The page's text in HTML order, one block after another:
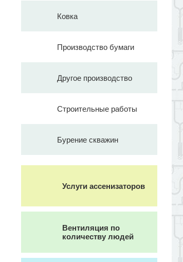
Ковка
Производство бумаги
Другое производство
Строительные работы
Бурение скважин
Услуги ассенизаторов
Вентиляция по
количеству людей